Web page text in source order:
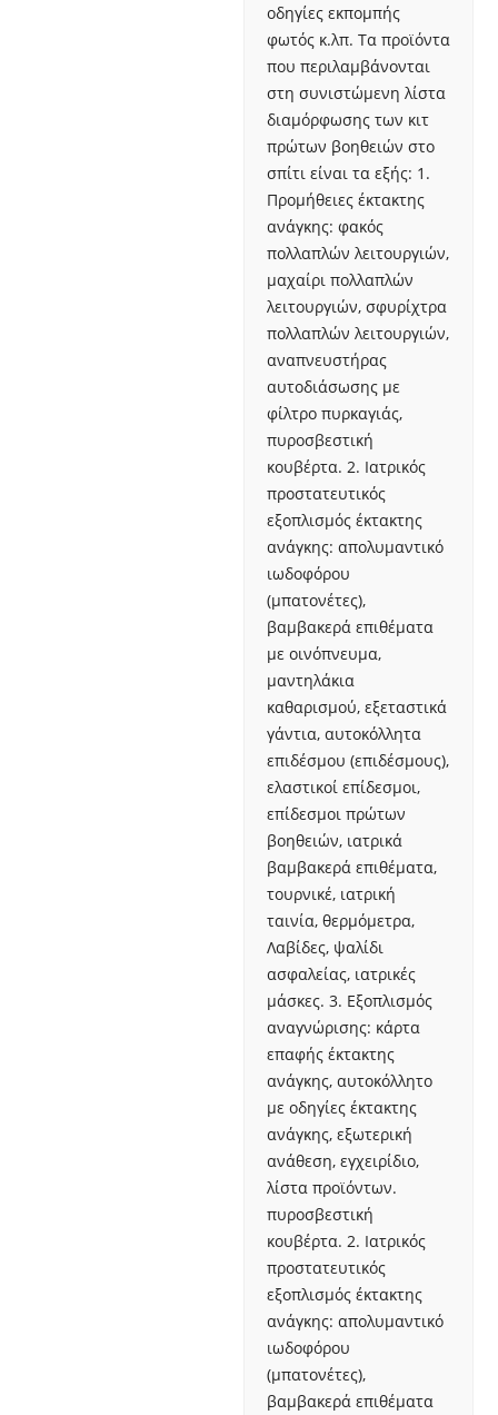
οδηγίες εκπομπής
φωτός κ.λπ. Τα προϊόντα
που περιλαμβάνονται
στη συνιστώμενη λίστα
διαμόρφωσης των κιτ
πρώτων βοηθειών στο
σπίτι είναι τα εξής: 1.
Προμήθειες έκτακτης
ανάγκης: φακός
πολλαπλών λειτουργιών,
μαχαίρι πολλαπλών
λειτουργιών, σφυρίχτρα
πολλαπλών λειτουργιών,
αναπνευστήρας
αυτοδιάσωσης με
φίλτρο πυρκαγιάς,
πυροσβεστική
κουβέρτα. 2. Ιατρικός
προστατευτικός
εξοπλισμός έκτακτης
ανάγκης: απολυμαντικό
ιωδοφόρου
(μπατονέτες),
βαμβακερά επιθέματα
με οινόπνευμα,
μαντηλάκια
καθαρισμού, εξεταστικά
γάντια, αυτοκόλλητα
επιδέσμου (επιδέσμους),
ελαστικοί επίδεσμοι,
επίδεσμοι πρώτων
βοηθειών, ιατρικά
βαμβακερά επιθέματα,
τουρνικέ, ιατρική
ταινία, θερμόμετρα,
Λαβίδες, ψαλίδι
ασφαλείας, ιατρικές
μάσκες. 3. Εξοπλισμός
αναγνώρισης: κάρτα
επαφής έκτακτης
ανάγκης, αυτοκόλλητο
με οδηγίες έκτακτης
ανάγκης, εξωτερική
ανάθεση, εγχειρίδιο,
λίστα προϊόντων.
πυροσβεστική
κουβέρτα. 2. Ιατρικός
προστατευτικός
εξοπλισμός έκτακτης
ανάγκης: απολυμαντικό
ιωδοφόρου
(μπατονέτες),
βαμβακερά επιθέματα